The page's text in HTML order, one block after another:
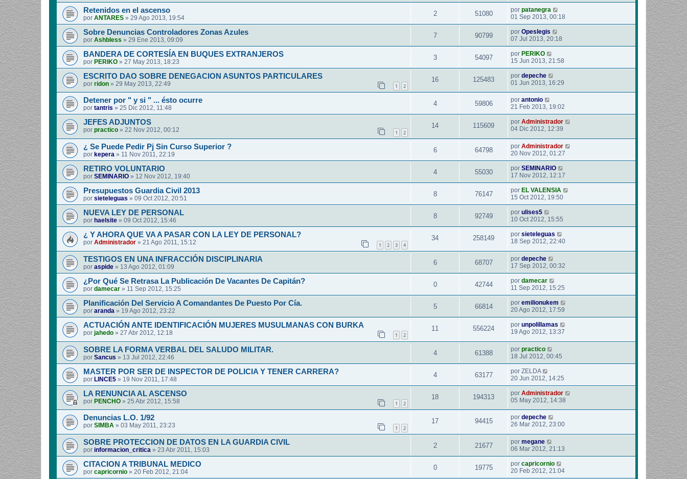
Retenidos en el ascenso
por ANTARES » 29 Ago 2013, 19:54
2 51080 por patanegra
01 Sep 2013, 00:18
Sobre Denuncias Controladores Zonas Azules
por Ashbless » 29 Ene 2013, 09:09
7 90799 por Opeslegis
07 Jul 2013, 20:18
BANDERA DE CORTESÍA EN BUQUES EXTRANJEROS
por PERIKO » 27 May 2013, 18:23
3 54097 por PERIKO
15 Jun 2013, 21:58
ESCRITO DAO SOBRE DENEGACION ASUNTOS PARTICULARES
por ridon » 29 May 2013, 22:49 1 2
16 125483 por depeche
01 Jun 2013, 16:29
Detener por " y si " ... ésto ocurre
por tantris » 25 Dic 2012, 11:48
4 59806 por antonio
21 Feb 2013, 19:02
JEFES ADJUNTOS
por practico » 22 Nov 2012, 00:12 1 2
14 115609 por Administrador
04 Dic 2012, 12:39
¿ Se Puede Pedir Pj Sin Curso Superior ?
por kepera » 11 Nov 2011, 22:19
6 64798 por Administrador
20 Nov 2012, 01:27
RETIRO VOLUNTARIO
por SEMINARIO » 12 Nov 2012, 19:40
4 55030 por SEMINARIO
17 Nov 2012, 12:17
Presupuestos Guardia Civil 2013
por sieteleguas » 09 Oct 2012, 20:51
8 76147 por EL VALENSIA
15 Oct 2012, 19:50
NUEVA LEY DE PERSONAL
por haelsite » 09 Oct 2012, 15:46
8 92749 por ulises5
10 Oct 2012, 15:55
¿ Y AHORA QUE VA A PASAR CON LA LEY DE PERSONAL?
por Administrador » 21 Ago 2011, 15:12 1 2 3 4
34 258149 por sieteleguas
18 Sep 2012, 22:40
TESTIGOS EN UNA INFRACCIÓN DISCIPLINARIA
por aspide » 13 Ago 2012, 01:09
6 68707 por depeche
17 Sep 2012, 00:32
¿Por Qué Se Retrasa La Publicación De Vacantes De Capitán?
por damecar » 11 Sep 2012, 15:25
0 42744 por damecar
11 Sep 2012, 15:25
Planificación Del Servicio A Comandantes De Puesto Por Cía.
por aranda » 19 Ago 2012, 23:22
5 66814 por emilionukem
20 Ago 2012, 17:59
ACTUACIÓN ANTE IDENTIFICACIÓN MUJERES MUSULMANAS CON BURKA
por jahedo » 27 Abr 2012, 12:18 1 2
11 556224 por unpolillamas
19 Ago 2012, 13:37
SOBRE LA FORMA VERBAL DEL SALUDO MILITAR.
por Sancus » 13 Jul 2012, 22:46
4 61388 por practico
18 Jul 2012, 00:45
MASTER POR SER DE INSPECTOR DE POLICIA Y TENER CARRERA?
por LINCE5 » 19 Nov 2011, 17:48
4 63177 por ZELDA
20 Jun 2012, 14:25
LA RENUNCIA AL ASCENSO
por PENCHO » 25 Abr 2012, 15:58 1 2
18 194313 por Administrador
05 May 2012, 14:38
Denuncias L.O. 1/92
por SIMBA » 03 May 2011, 23:23 1 2
17 94415 por depeche
26 Mar 2012, 23:00
SOBRE PROTECCION DE DATOS EN LA GUARDIA CIVIL
por informacion_critica » 23 Abr 2011, 15:03
2 21677 por megane
06 Mar 2012, 21:13
CITACION A TRIBUNAL MEDICO
por capricornio » 20 Feb 2012, 21:04
0 19775 por capricornio
20 Feb 2012, 21:04